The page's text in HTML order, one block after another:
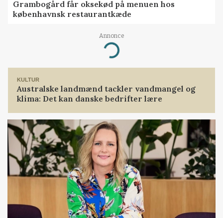
Grambogård får oksekød på menuen hos
københavnsk restaurantkæde
Annonce
Loading...
KULTUR
Australske landmænd tackler vandmangel og
klima: Det kan danske bedrifter lære